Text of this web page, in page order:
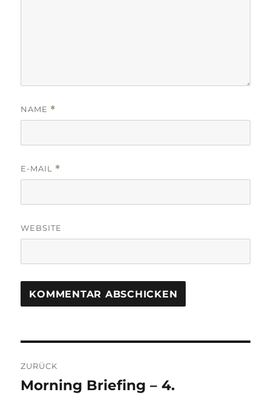
NAME *
E-MAIL *
WEBSITE
Navigation
ZURÜCK
Vorheriger
Morning Briefing – 4.